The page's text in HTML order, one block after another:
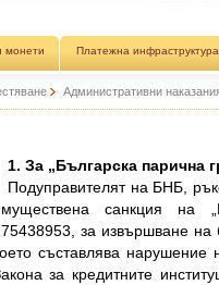
монети Платежна инфраструктура
Административни
1. За „Българска парична
Подуправителят на БНБ,
санкция
за извършване на
съставлява
за кредитните